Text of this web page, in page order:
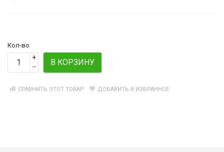
Кол-во
+
–
В КОРЗИНУ
СРАВНИТЬ ЭТОТ ТОВАР ДОБАВИТЬ В ИЗБРАННОЕ